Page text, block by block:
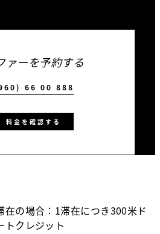
ァーを予約する
66 00 888
料金を確認する
在の場合：1滞在につき300米ド
トクレジット